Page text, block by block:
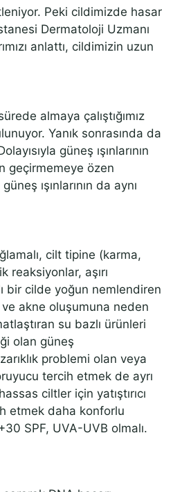
Peki cildimizde hasar
Dermatoloji Uzmanı
anlattı, cildimizin uzun
almaya çalıştığımız
Yanık sonrasında da
güneş ışınlarının
geçirmemeye özen
ışınlarının da aynı
cilt tipine (karma,
reaksiyonlar, aşırı
bir cilde yoğun nemlendiren
akne oluşumuna neden
su bazlı ürünleri
olan güneş
problemi olan veya
tercih etmek de ayrı
ciltler için yatıştırıcı
etmek daha konforlu
SPF, UVA-UVB olmalı.